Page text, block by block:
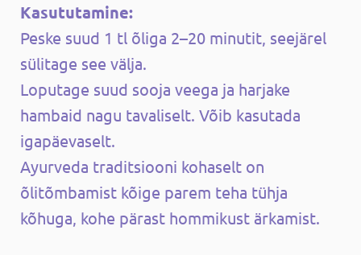
Kasututamine:
Peske suud 1 tl õliga 2–20 minutit, seejärel
sülitage see välja.
Loputage suud sooja veega ja harjake
hambaid nagu tavaliselt. Võib kasutada
igapäevaselt.
Ayurveda traditsiooni kohaselt on
õlitõmbamist kõige parem teha tühja
kõhuga, kohe pärast hommikust ärkamist.